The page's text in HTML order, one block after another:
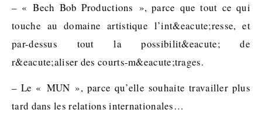
– « Bech Bob Productions », parce que tout ce qui
touche au domaine artistique l’int&eacute;resse, et
par-dessus tout la possibilit&eacute; de
r&eacute;aliser des courts-m&eacute;trages.
– Le « MUN », parce qu’elle souhaite travailler plus
tard dans les relations internationales…